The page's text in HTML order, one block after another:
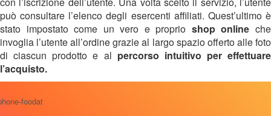
può consultare l’elenco degli esercenti affiliati. Quest’ultimo è
stato impostato come un vero e proprio shop online che
invoglia l’utente all’ordine grazie al largo spazio offerto alle foto
di ciascun prodotto e al percorso intuitivo per effettuare
l’acquisto.